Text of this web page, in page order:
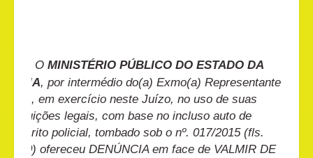
O MINISTÉRIO PÚBLICO DO ESTADO DA
BAHIA, por intermédio do(a) Exmo(a) Representante
Legal, em exercício neste Juízo, no uso de suas
atribuições legais, com base no incluso auto de
inquérito policial, tombado sob o nº. 017/2015 (fls.
06/60) ofereceu DENÚNCIA em face de VALMIR DE